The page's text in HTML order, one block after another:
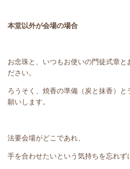
本堂以外が会場の場合
お念珠と、いつもお使いの門徒式章と
ださい。
ろうそく、焼香の準備（炭と抹香）
願いします。
法要会場がどこであれ、
手を合わせたいという気持ちを忘れず